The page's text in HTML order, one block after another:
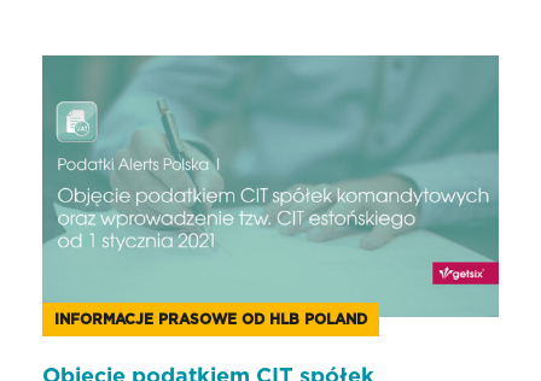
INFORMACJE PRASOWE OD HLB POLAND